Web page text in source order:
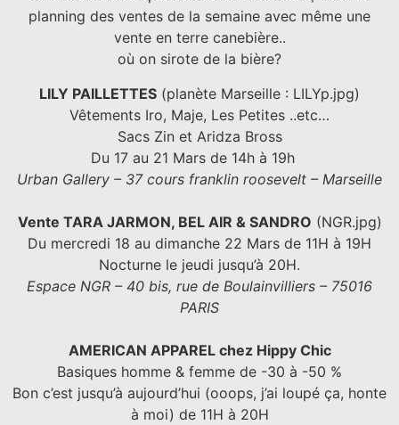
planning des ventes de la semaine avec même une
vente en terre canebière..
où on sirote de la bière?
LILY PAILLETTES (planète Marseille : LILYp.jpg)
Vêtements Iro, Maje, Les Petites ..etc…
Sacs Zin et Aridza Bross
Du 17 au 21 Mars de 14h à 19h
Urban Gallery – 37 cours franklin roosevelt – Marseille
Vente TARA JARMON, BEL AIR & SANDRO (NGR.jpg)
Du mercredi 18 au dimanche 22 Mars de 11H à 19H
Nocturne le jeudi jusqu’à 20H.
Espace NGR – 40 bis, rue de Boulainvilliers – 75016
PARIS
AMERICAN APPAREL chez Hippy Chic
Basiques homme & femme de -30 à -50 %
Bon c’est jusqu’à aujourd’hui (ooops, j’ai loupé ça, honte
à moi) de 11H à 20H